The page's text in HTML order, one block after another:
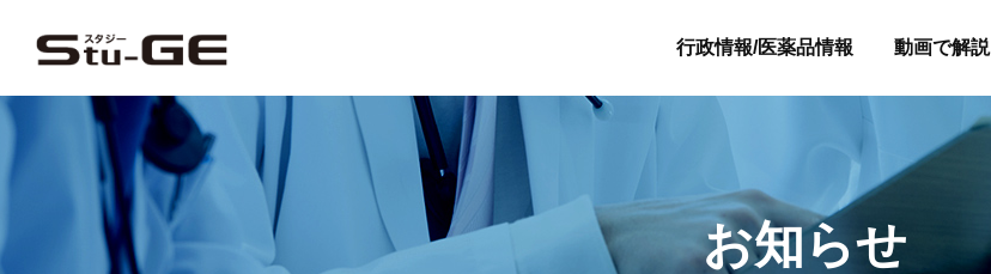
行政情報/医薬品情報 動画で解説
お知らせ